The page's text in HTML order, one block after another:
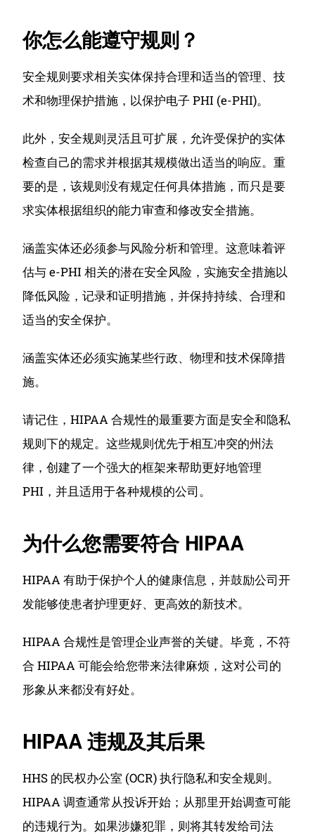
你怎么能遵守规则？
安全规则要求相关实体保持合理和适当的管理、技
术和物理保护措施，以保护电子 PHI (e-PHI)。
此外，安全规则灵活且可扩展，允许受保护的实体
检查自己的需​​求并根据其规模做出适当的响应。重
要的是，该规则没有规定任何具体措施，而只是要
求实体根据组织的能力审查和修改安全措施。
涵盖实体还必须参与风险分析和管理。这意味着评
估与 e-PHI 相关的潜在安全风险，实施安全措施以
降低风险，记录和证明措施，并保持持续、合理和
适当的安全保护。
涵盖实体还必须实施某些行政、物理和技术保障措
施。
请记住，HIPAA 合规性的最重要方面是安全和隐私
规则下的规定。这些规则优先于相互冲突的州法
律，创建了一个强大的框架来帮助更好地管理
PHI，并且适用于各种规模的公司。
为什么您需要符合 HIPAA
HIPAA 有助于保护个人的健康信息，并鼓励公司开
发能够使患者护理更好、更高效的新技术。
HIPAA 合规性是管理企业声誉的关键。毕竟，不符
合 HIPAA 可能会给您带来法律麻烦，这对公司的
形象从来都没有好处。
HIPAA 违规及其后果
HHS 的民权办公室 (OCR) 执行隐私和安全规则。
HIPAA 调查通常从投诉开始； 从那里开始调查可能
的违规行为。如果涉嫌犯罪，则将其转发给司法